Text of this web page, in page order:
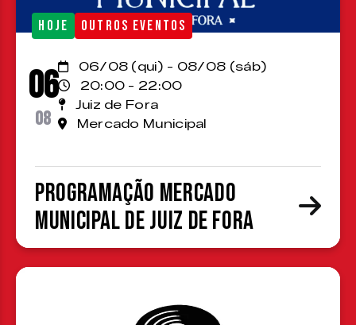
HOJE OUTROS EVENTOS
06
08
06/08 (qui) - 08/08 (sáb)
20:00 - 22:00
Juiz de Fora
Mercado Municipal
Programação Mercado
Municipal de Juiz de Fora